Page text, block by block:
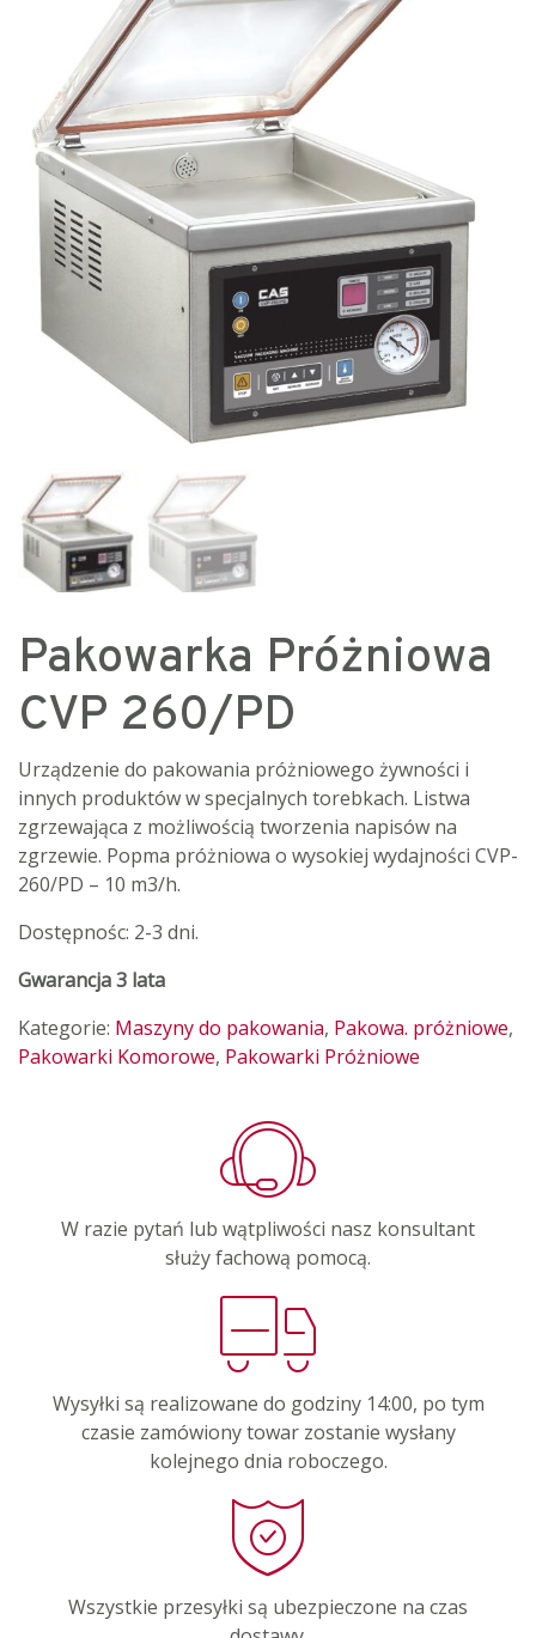
Pakowarka Próżniowa
CVP 260/PD
Urządzenie do pakowania próżniowego żywności i
innych produktów w specjalnych torebkach. Listwa
zgrzewająca z możliwością tworzenia napisów na
zgrzewie. Popma próżniowa o wysokiej wydajności CVP-
260/PD – 10 m3/h.
Dostępnośc: 2-3 dni.
Gwarancja 3 lata
Kategorie: Maszyny do pakowania, Pakowa. próżniowe,
Pakowarki Komorowe, Pakowarki Próżniowe
W razie pytań lub wątpliwości nasz konsultant
służy fachową pomocą.
Wysyłki są realizowane do godziny 14:00, po tym
czasie zamówiony towar zostanie wysłany
kolejnego dnia roboczego.
Wszystkie przesyłki są ubezpieczone na czas